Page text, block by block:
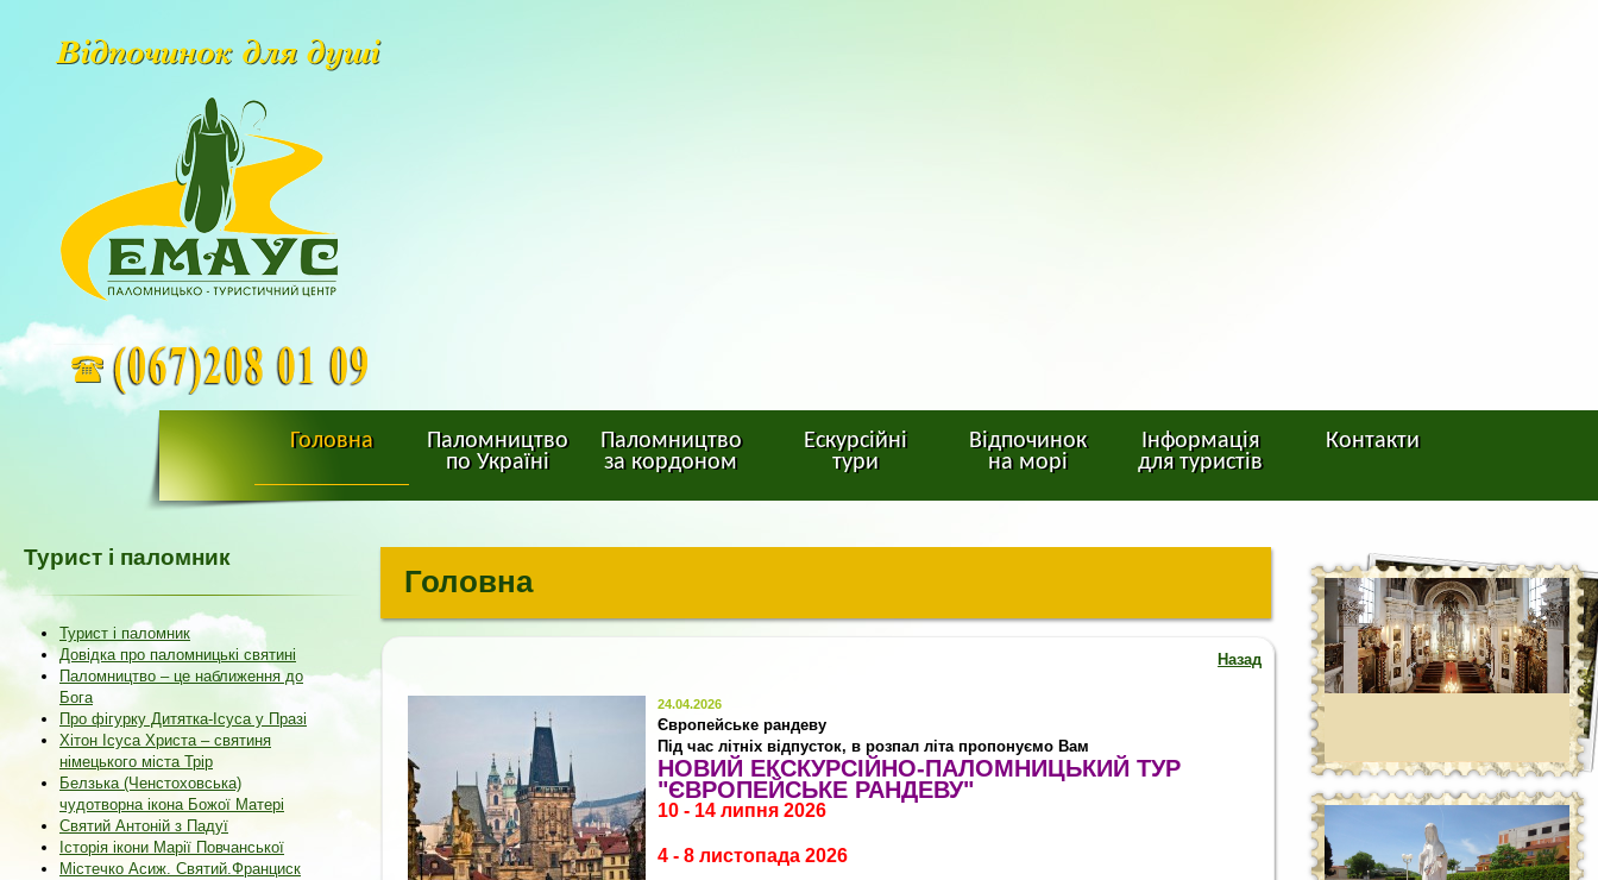
Головна
Паломництво
по Україні
Паломництво
за кордоном
Ескурсійні
тури
Відпочинок
на морі
Інформація
для туристів
Контакти
Головна
Назад
24.04.2026
Європейське рандеву
Під час літніх відпусток, в розпал літа пропонуємо Вам
НОВИЙ ЕКСКУРСІЙНО-ПАЛОМНИЦЬКИЙ ТУР
"ЄВРОПЕЙСЬКЕ РАНДЕВУ"
10 - 14 липня 2026
4 - 8 листопада 2026
Турист і паломник
Турист і паломник
Довідка про паломницькі святині
Паломництво – це наближення до
Бога
Про фігурку Дитятка-Ісуса у Празі
Хітон Ісуса Христа – святиня
німецького міста Трір
Белзька (Ченстоховська)
чудотворна ікона Божої Матері
Святий Антоній з Падуї
Історія ікони Марії Повчанської
Містечко Асиж. Святий.Франциск